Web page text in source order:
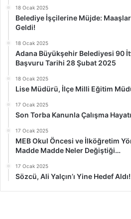
18 Ocak 2025
Belediye İşçilerine Müjde:
Geldi!
18 Ocak 2025
Adana Büyükşehir Belediyesi 90
Başvuru Tarihi 28 Şubat 2025
18 Ocak 2025
Lise Müdürü, İlçe Milli Eğitim
17 Ocak 2025
Son Torba Kanunla Çalışma
17 Ocak 2025
MEB Okul Öncesi ve İlköğretim
Madde Madde Neler Değiştiği…
17 Ocak 2025
Sözcü, Ali Yalçın’ı Yine Hedef Aldı!